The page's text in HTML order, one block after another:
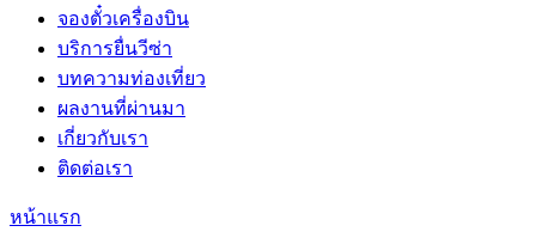
จองตั๋วเครื่องบิน
บริการยื่นวีซ่า
บทความท่องเที่ยว
ผลงานที่ผ่านมา
เกี่ยวกับเรา
ติดต่อเรา
หน้าแรก